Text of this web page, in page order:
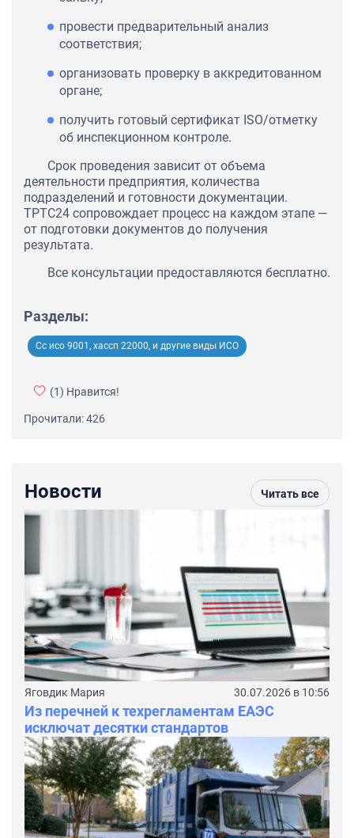
провести предварительный анализ
соответствия;
организовать проверку в аккредитованном
органе;
получить готовый сертификат ISO/отметку
об инспекционном контроле.
Срок проведения зависит от объема
деятельности предприятия, количества
подразделений и готовности документации.
ТРТС24 сопровождает процесс на каждом этапе —
от подготовки документов до получения
результата.
Все консультации предоставляются бесплатно.
Разделы:
Сс исо 9001, хассп 22000, и другие виды ИСО
(1) Нравится!
Прочитали: 426
Новости Читать все
Яговдик Мария 30.07.2026 в 10:56
Из перечней к техрегламентам ЕАЭС
исключат десятки стандартов